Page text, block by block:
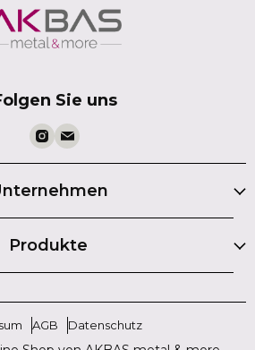
Sie uns
Produkte
AGB Datenschutz